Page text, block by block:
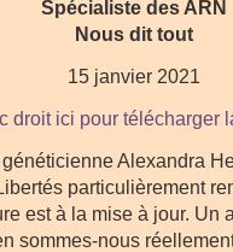
Spécialiste des ARN
Nous dit tout
15 janvier 2021
droit ici pour télécharger
Alexandra
particulièrement
est à la mise à jour. Un
sommes-nous